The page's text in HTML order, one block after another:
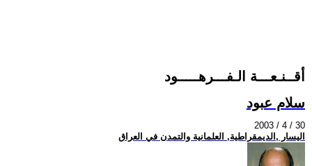
أقــنـعـــة الـفـــرهـــــود
سلام عبود
2003 / 4 / 30
اليسار ,الديمقراطية, العلمانية والتمدن في العراق